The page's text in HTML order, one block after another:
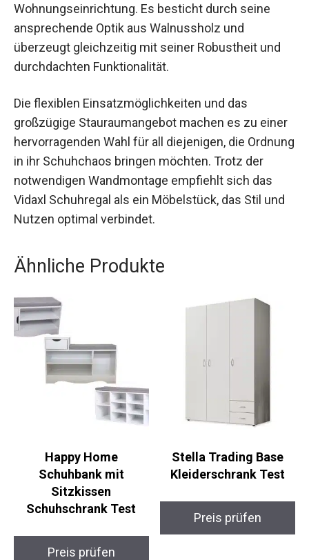
Wohnungseinrichtung. Es besticht durch seine
ansprechende Optik aus Walnussholz und
überzeugt gleichzeitig mit seiner Robustheit und
durchdachten Funktionalität.
Die flexiblen Einsatzmöglichkeiten und das
großzügige Stauraumangebot machen es zu einer
hervorragenden Wahl für all diejenigen, die Ordnung
in ihr Schuhchaos bringen möchten. Trotz der
notwendigen Wandmontage empfiehlt sich das
Vidaxl Schuhregal als ein Möbelstück, das Stil und
Nutzen optimal verbindet.
Ähnliche Produkte
Happy Home
Schuhbank mit
Sitzkissen
Schuhschrank Test
Preis prüfen
Stella Trading Base
Kleiderschrank Test
Preis prüfen